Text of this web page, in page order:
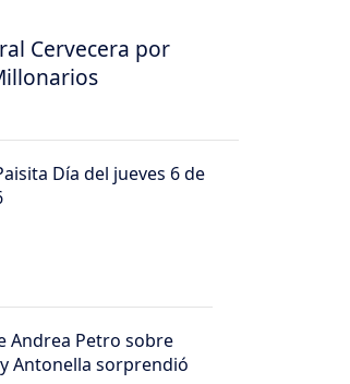
Cervecera por
Día del jueves 6 de
Andrea Petro sobre
Antonella sorprendió